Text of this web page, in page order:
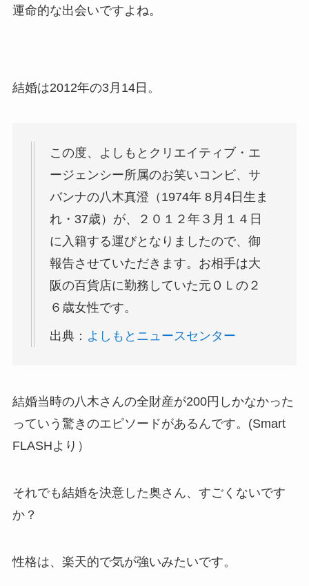
運命的な出会いですよね。
結婚は2012年の3月14日。
この度、よしもとクリエイティブ・エ
ージェンシー所属のお笑いコンビ、サ
バンナの八木真澄（1974年 8月4日生ま
れ・37歳）が、２０１２年３月１４日
に入籍する運びとなりましたので、御
報告させていただきます。お相手は大
阪の百貨店に勤務していた元ＯＬの２
６歳女性です。
出典： よしもとニュースセンター
結婚当時の八木さんの全財産が200円しかなかった
っていう驚きのエピソードがあるんです。(Smart
FLASHより）
それでも結婚を決意した奥さん、すごくないです
か？
性格は、楽天的で気が強いみたいです。